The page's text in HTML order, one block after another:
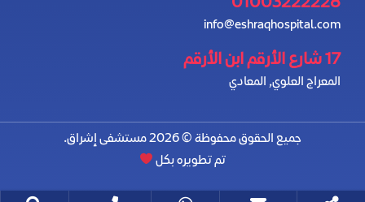
info@eshraqhospital.com
17 شارع الأرقم ابن الأرقم
المعراج العلوي, المعادي
جميع الحقوق محفوظة © 2026 مستشفى إشراق.
تم تطويره بكل